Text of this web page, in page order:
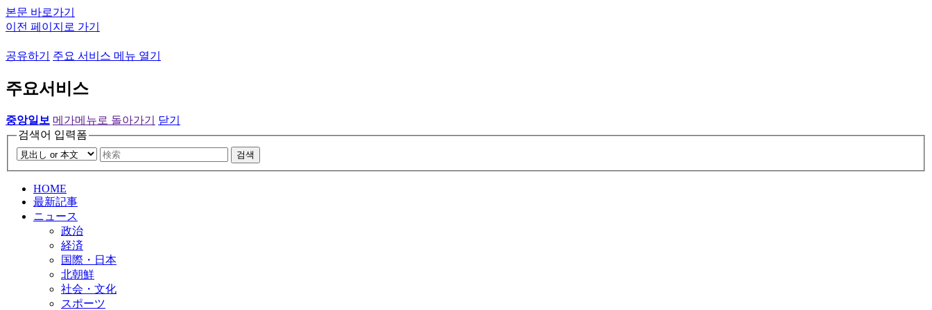
본문 바로가기
이전 페이지로 가기
공유하기 주요 서비스 메뉴 열기
주요서비스
중앙일보 메가메뉴로 돌아가기
닫기
검색어 입력폼
검색
HOME
最新記事
ニュース
政治
経済
国際・日本
北朝鮮
社会・文化
スポーツ